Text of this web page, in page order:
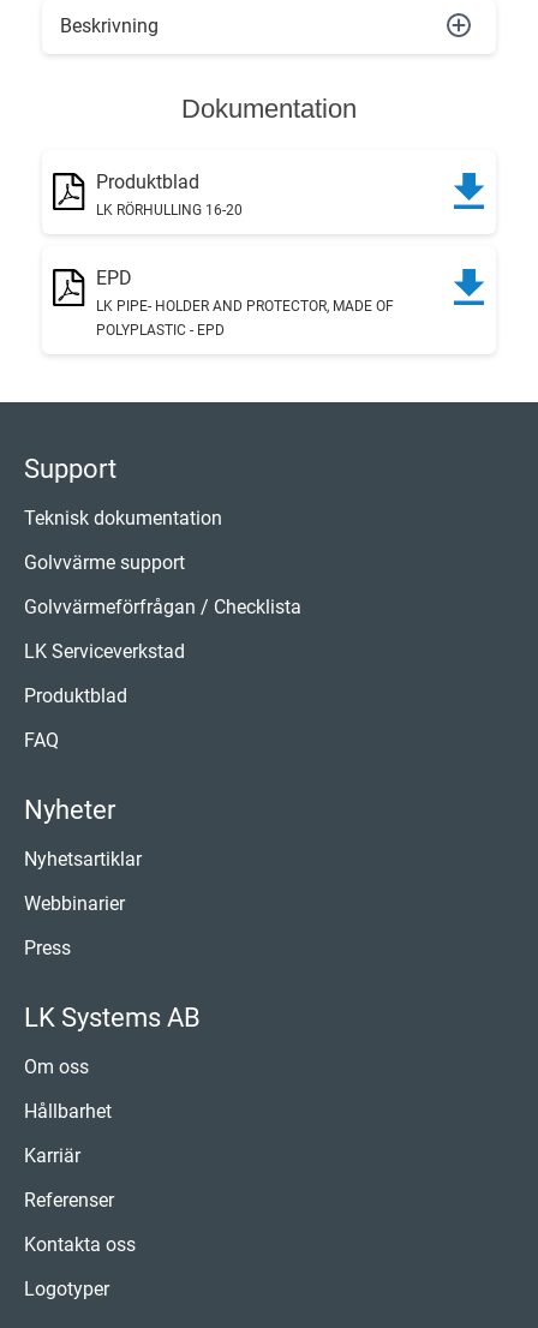
Beskrivning
Dokumentation
Produktblad
LK RÖRHULLING 16-20
EPD
LK PIPE- HOLDER AND PROTECTOR, MADE OF
POLYPLASTIC - EPD
Support
Teknisk dokumentation
Golvvärme support
Golvvärmeförfrågan / Checklista
LK Serviceverkstad
Produktblad
FAQ
Nyheter
Nyhetsartiklar
Webbinarier
Press
LK Systems AB
Om oss
Hållbarhet
Karriär
Referenser
Kontakta oss
Logotyper